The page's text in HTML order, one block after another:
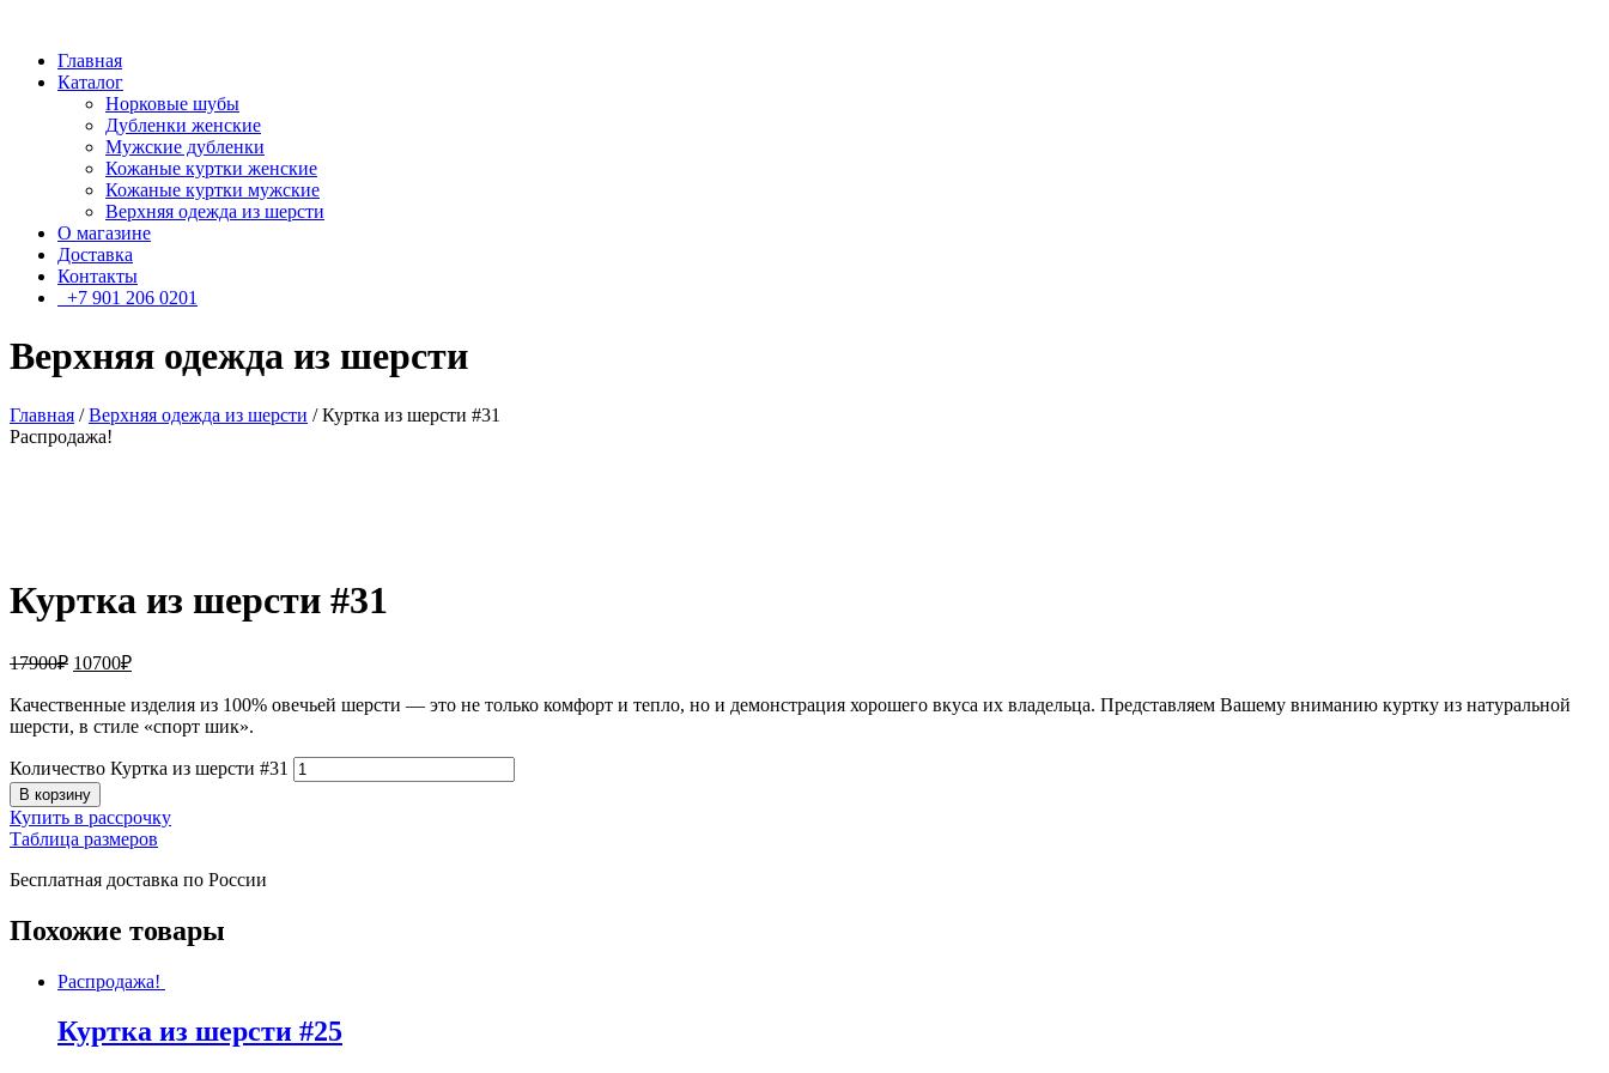
Главная
Каталог
Норковые шубы
Дубленки женские
Мужские дубленки
Кожаные куртки женские
Кожаные куртки мужские
Верхняя одежда из шерсти
О магазине
Доставка
Контакты
+7 901 206 0201
Верхняя одежда из шерсти
Главная /Верхняя одежда из шерсти / Куртка из шерсти #31
Распродажа!
Куртка из шерсти #31
17900₽ 10700₽
Качественные изделия из 100% овечьей шерсти — это не только комфорт и тепло, но и демонстрация хорошего вкуса их владельца. Представляем Вашему вниманию куртку из натуральной
шерсти, в стиле «спорт шик».
Количество Куртка из шерсти #31
В корзину
Купить в рассрочку
Таблица размеров
Бесплатная доставка по России
Похожие товары
Распродажа!
Куртка из шерсти #25